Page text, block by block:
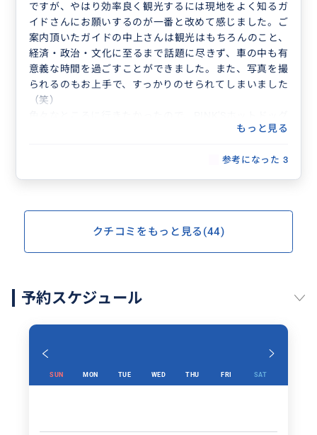
ですが、やはり効率良く観光するには現地をよく知るガ
イドさんにお願いするのが一番と改めて感じました。ご
案内頂いたガイドの中上さんは観光はもちろんのこと、
経済・政治・文化に至るまで話題に尽きず、車の中も有
意義な時間を過ごすことができました。また、写真を撮
られるのもお上手で、すっかりのせられてしまいました
（笑）
ズのすぐ後にIN-N-OUTバーガーへ、しかもそれぞれで
きました。私達は夫婦二人旅でしたが、ロサンゼルスに
行かれる方にぜひお勧めします！
もっと見る
参考になった 3
クチコミをもっと見る(44)
予約スケジュール
SUN MON TUE WED THU FRI SAT